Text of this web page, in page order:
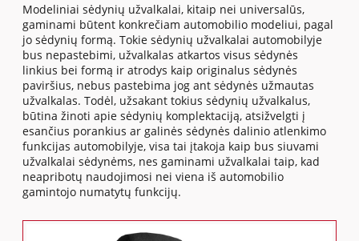
Modeliniai sėdynių užvalkalai, kitaip nei universalūs,
gaminami būtent konkrečiam automobilio modeliui, pagal
jo sėdynių formą. Tokie sėdynių užvalkalai automobilyje
bus nepastebimi, užvalkalas atkartos visus sėdynės
linkius bei formą ir atrodys kaip originalus sėdynės
paviršius, nebus pastebima jog ant sėdynės užmautas
užvalkalas. Todėl, užsakant tokius sėdynių užvalkalus,
būtina žinoti apie sėdynių komplektaciją, atsižvelgti į
esančius porankius ar galinės sėdynės dalinio atlenkimo
funkcijas automobilyje, visa tai įtakoja kaip bus siuvami
užvalkalai sėdynėms, nes gaminami užvalkalai taip, kad
neapribotų naudojimosi nei viena iš automobilio
gamintojo numatytų funkcijų.